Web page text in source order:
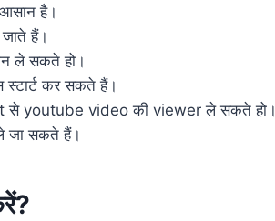
है।
हैं।
ले सकते हो।
कर सकते हैं।
से youtube video की viewer ले सकते हो।
जा सकते हैं।